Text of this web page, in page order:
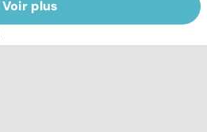
Voir plus